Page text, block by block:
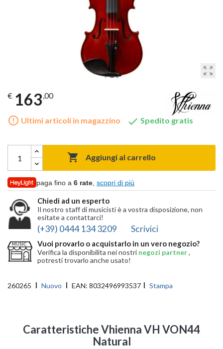
zoom_out_map
€ 163,00
error_outline Ultimi articoli in magazzino  Spedito gratis
 Aggiungi al carrello
paga fino a6 rate ,scopri di più
Chiedi ad un esperto
Il nostro staff di musicisti è a vostra disposizione, non
esitate a contattarci!
(+39) 0444 134 3209 Scrivici
Vuoi provarlo o acquistarlo in un vero negozio?
Verifica la disponibilita nei nostri negozi partner,
potresti trovarlo anche usato!
260265 Nuovo EAN: 8032496993537 Stampa
Caratteristiche Vhienna VH VON44
Natural